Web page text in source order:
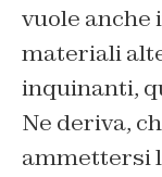
vuole anche
materiali
inquinanti,
Ne deriva,
ammettersi